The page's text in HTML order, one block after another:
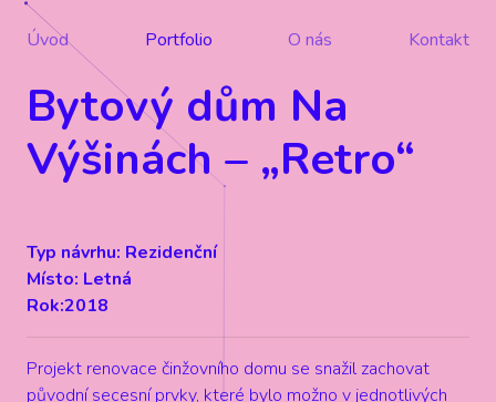
Úvod Portfolio O nás Kontakt
Bytový dům Na
Výšinách – „Retro“
Typ návrhu: Rezidenční
Místo: Letná
Rok:2018
Projekt renovace činžovního domu se snažil zachovat
původní secesní prvky, které bylo možno v jednotlivých